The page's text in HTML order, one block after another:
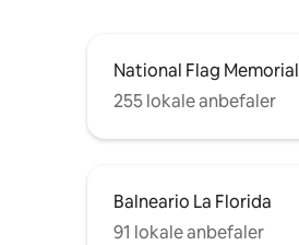
National Flag Memorial
255 lokale anbefaler
Balneario La Florida
91 lokale anbefaler